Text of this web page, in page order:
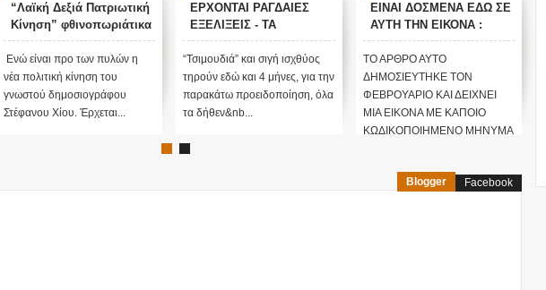
“Λαϊκή Δεξιά Πατριωτική
Κίνηση” φθινοπωριάτικα
θα εισέλθει στην βουλή
με διψήφια ποσοστά...!!!
Ενώ είναι προ των πυλών η
νέα πολιτική κίνηση του
γνωστού δημοσιογράφου
Στέφανου Χίου. Έρχεται...
ΕΡΧΟΝΤΑΙ ΡΑΓΔΑΙΕΣ
ΕΞΕΛΙΞΕΙΣ - ΤΑ
ΦΑΙΝΟΜΕΝΑ ΑΠΑΤΟΥΝ...
ΠΟΙΟΙ ΕΧΟΥΝ ΤΕΛΙΚΑ
ΤΟΝ ΕΛΕΓΧΟ ΤΟΥ
ΠΛΑΝΗΤΗ...;; (ΒΙΝΤΕΟ)
“Τσιμουδιά” και σιγή ισχθύος
τηρούν εδώ και 4 μήνες, για την
παρακάτω προειδοποίηση, όλα
τα δήθεν&nb...
ΕΙΝΑΙ ΔΟΣΜΕΝΑ ΕΔΩ ΣΕ
ΑΥΤΗ ΤΗΝ ΕΙΚΟΝΑ :
Προειδοποίηση από τον
Φεβρουάριο για το
σάβανο που απλώνεται
στην χώρα ...
ΤΟ ΑΡΘΡΟ ΑΥΤΟ
ΔΗΜΟΣΙΕΥΤΗΚΕ ΤΟΝ
ΦΕΒΡΟΥΑΡΙΟ ΚΑΙ ΔΕΙΧΝΕΙ
ΜΙΑ ΕΙΚΟΝΑ ΜΕ ΚΑΠΟΙΟ
ΚΩΔΙΚΟΠΟΙΗΜΕΝΟ ΜΗΝΥΜΑ
Blogger Facebook